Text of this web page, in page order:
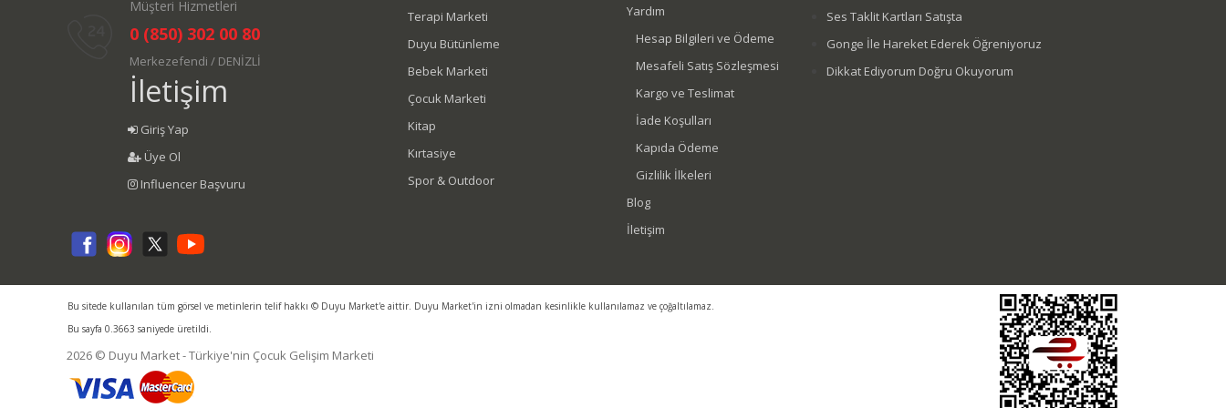
Müşteri Hizmetleri
0 (850) 302 00 80
Merkezefendi / DENİZLİ
İletişim
Giriş Yap
Üye Ol
Influencer Başvuru
Terapi Marketi
Duyu Bütünleme
Bebek Marketi
Çocuk Marketi
Kitap
Kırtasiye
Spor & Outdoor
Yardım
Hesap Bilgileri ve Ödeme
Mesafeli Satış Sözleşmesi
Kargo ve Teslimat
İade Koşulları
Kapıda Ödeme
Gizlilik İlkeleri
Blog
İletişim
Ses Taklit Kartları Satışta
Gonge İle Hareket Ederek Öğreniyoruz
Dikkat Ediyorum Doğru Okuyorum
Bu sitede kullanılan tüm görsel ve metinlerin telif hakkı © Duyu Market'e aittir. Duyu Market'in izni olmadan kesinlikle kullanılamaz ve çoğaltılamaz.
Bu sayfa 0.3663 saniyede üretildi.
2026 © Duyu Market - Türkiye'nin Çocuk Gelişim Marketi